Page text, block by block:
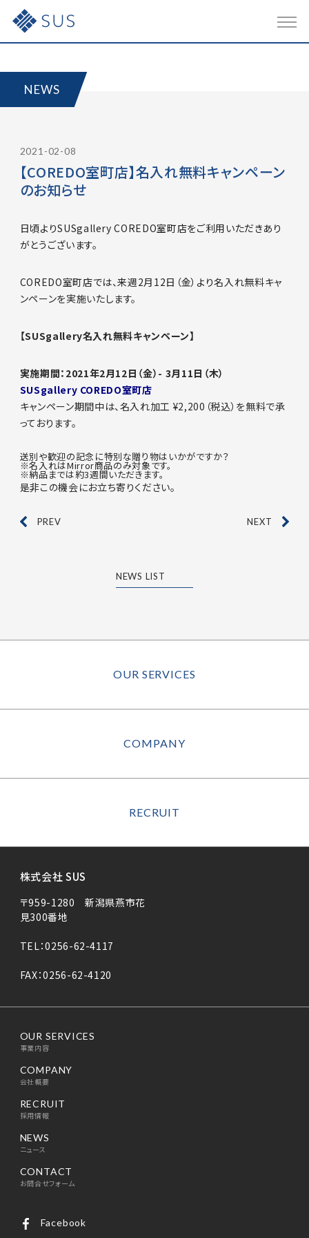
OUR SERVICES
事業内容
COMPANY
会社概要
採用情報
ニュース
お問合せ
JP - EN
Facebook
X
Instagram
NEWS
2021-02-08
【COREDO室町店】名入れ無料キャンペーン
のお知らせ
日頃よりSUSgallery COREDO室町店をご利用いただきあり
がとうございます。
COREDO室町店では、来週2月12日（金）より名入れ無料キャ
ンペーンを実施いたします。
【SUSgallery名入れ無料キャンペーン】
実施期間：2021年2月12日（金）- 3月11日（木）
SUSgallery COREDO室町店
キャンペーン期間中は、名入れ加工 ¥2,200（税込）を無料で承
っております。
送別や歓迎の記念に特別な贈り物はいかがですか？
※名入れはMirror商品のみ対象です。
※納品までは約3週間いただきます。
是非この機会にお立ち寄りください。
PREV NEXT
NEWS LIST
OUR SERVICES
COMPANY
RECRUIT
株式会社 SUS
〒959-1280 新潟県燕市花
見300番地
TEL：0256-62-4117
FAX：0256-62-4120
OUR SERVICES
事業内容
COMPANY
会社概要
RECRUIT
採用情報
NEWS
ニュース
CONTACT
お問合せフォーム
Facebook